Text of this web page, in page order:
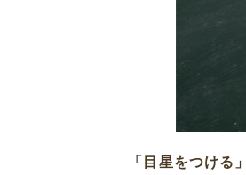
「目星をつける」